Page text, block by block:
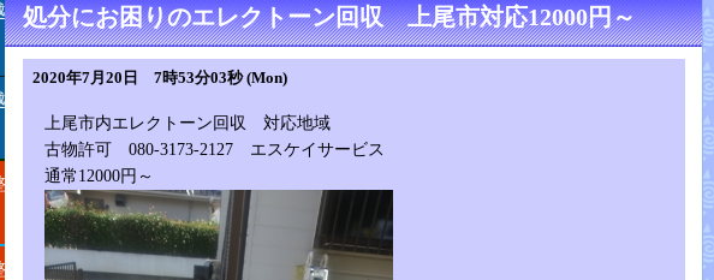
処分にお困りのエレクトーン回収 上尾市対応12000円～
2020年7月20日 7時53分03秒 (Mon)
上尾市内エレクトーン回収 対応地域
古物許可 080-3173-2127 エスケイサービス
通常12000円～